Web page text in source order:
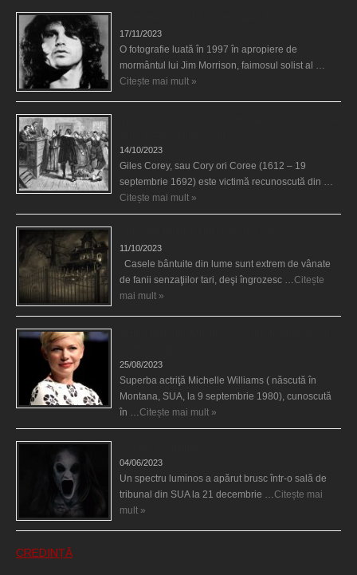
17/11/2023
O fotografie luată în 1997 în apropiere de
mormântul lui Jim Morrison, faimosul solist al …
Citește mai mult »
14/10/2023
Giles Corey, sau Cory ori Coree (1612 – 19
septembrie 1692) este victimă recunoscută din …
Citește mai mult »
11/10/2023
Casele bântuite din lume sunt extrem de vânate
de fanii senzaţiilor tari, deşi îngrozesc …Citește
mai mult »
25/08/2023
Superba actriţă Michelle Williams ( născută în
Montana, SUA, la 9 septembrie 1980), cunoscută
în …Citește mai mult »
04/06/2023
Un spectru luminos a apărut brusc într-o sală de
tribunal din SUA la 21 decembrie …Citește mai
mult »
CREDINȚĂ